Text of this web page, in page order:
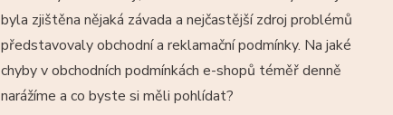
byla zjištěna nějaká závada a nejčastější zdroj problémů
představovaly obchodní a reklamační podmínky. Na jaké
chyby v obchodních podmínkách e-shopů téměř denně
narážíme a co byste si měli pohlídat?